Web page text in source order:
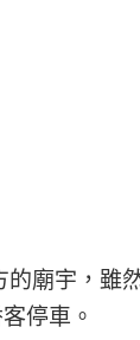
廟宇，雖
停車。